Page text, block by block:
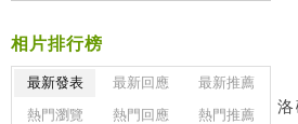
相片排行榜
最新發表 最新回應
最新推薦
熱門瀏覽
熱門回應 熱門推薦